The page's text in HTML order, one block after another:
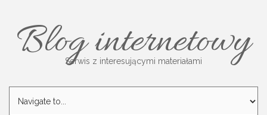
Blog internetowy
Serwis z interesującymi materiałami